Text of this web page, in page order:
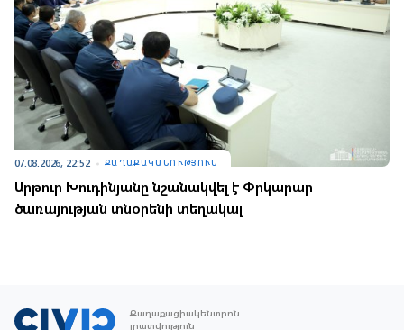
07.08.2026, 22:52 ՔԱՂԱՔԱԿԱՆՈՒԹՅՈՒՆ
Արթուր Խուդինյանը նշանակվել է Փրկարար
ծառայության տնօրենի տեղակալ
Քաղաքացիակենտրոն
լրատվություն